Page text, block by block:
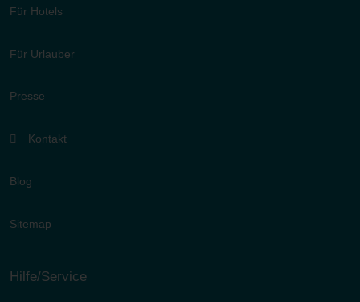
Für Hotels
Für Urlauber
Presse
Kontakt
Blog
Sitemap
Hilfe/Service